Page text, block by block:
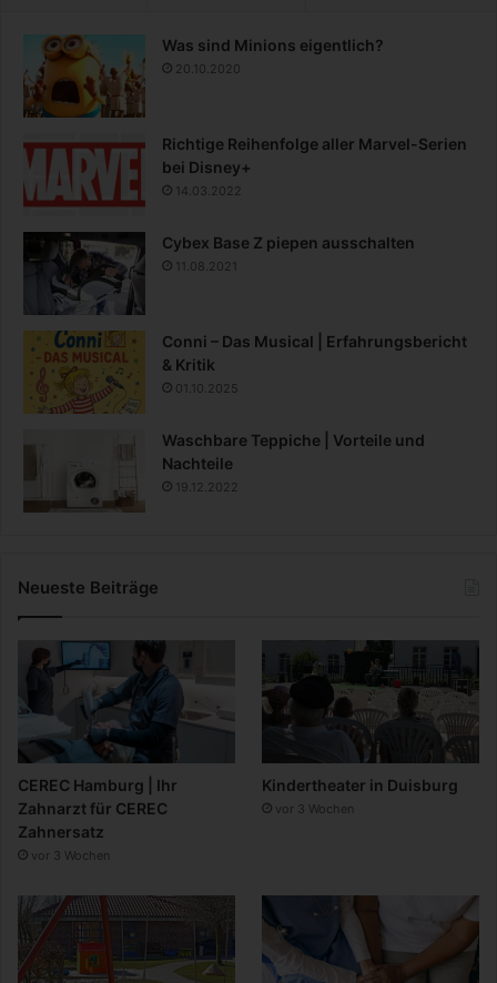
Was sind Minions eigentlich?
20.10.2020
Richtige Reihenfolge aller Marvel-Serien
bei Disney+
14.03.2022
Cybex Base Z piepen ausschalten
11.08.2021
Conni – Das Musical | Erfahrungsbericht
& Kritik
01.10.2025
Waschbare Teppiche | Vorteile und
Nachteile
19.12.2022
Neueste Beiträge
CEREC Hamburg | Ihr
Zahnarzt für CEREC
Zahnersatz
vor 3 Wochen
Kindertheater in Duisburg
vor 3 Wochen